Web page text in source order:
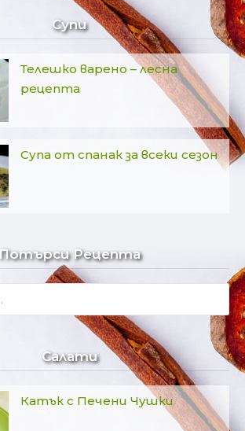
Супи
Телешко варено – лесна
рецепта
Супа от спанак за всеки сезон
Потърси Рецепта
Салати
Катък с Печени Чушки